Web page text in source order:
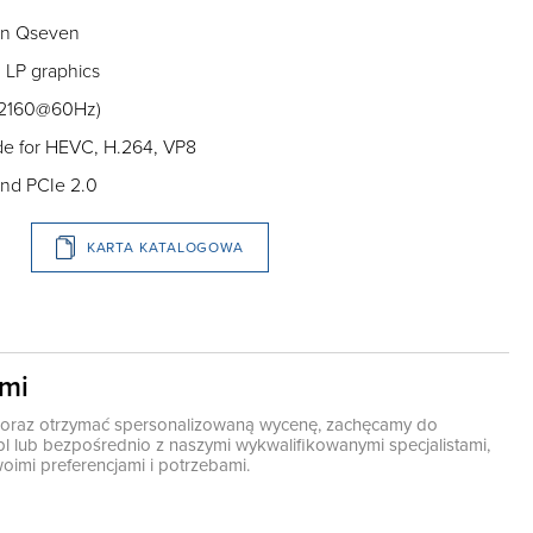
Qseven
graphics
for HEVC, H.264, VP8
PCIe 2.0
KARTA KATALOGOWA
otrzymać spersonalizowaną wycenę, zachęcamy do
lub bezpośrednio z naszymi wykwalifikowanymi specjalistami,
preferencjami i potrzebami.